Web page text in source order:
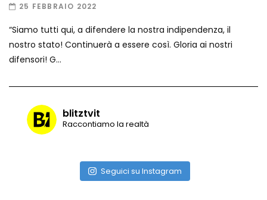
25 FEBBRAIO 2022
“Siamo tutti qui, a difendere la nostra indipendenza, il
nostro stato! Continuerà a essere così. Gloria ai nostri
difensori! G...
blitztvit
Raccontiamo la realtà
Seguici su Instagram